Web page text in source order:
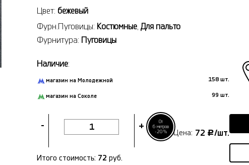
Цвет: бежевый
Фурн.Пуговицы: Костюмные Для пальто
Фурнитура: Пуговицы
Наличие:
магазин на Молодежной 158 шт.
магазин на Соколе 99 шт.
- +
От
6 метров
-20%
Цена: 72 Р/шт.
Итого стоимость: 72 руб.